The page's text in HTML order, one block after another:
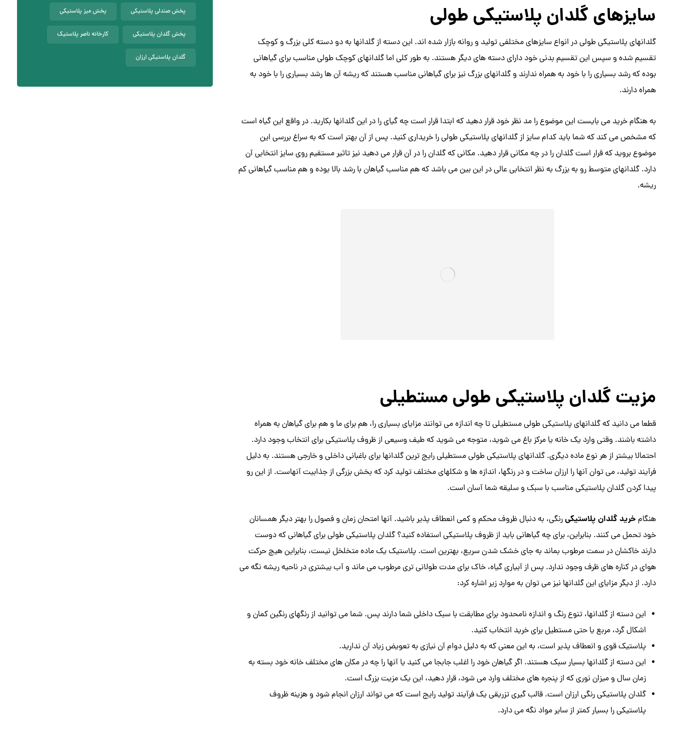
سایزهای گلدان پلاستیکی طولی
گلدانهای پلاستیکی طولی در انواع سایزهای مختلفی تولید و روانه بازار شده اند. این دسته از گلدانها به دو دسته کلی بزرگ و کوچک
تقسیم شده و سپس این تقسیم بدنی خود دارای دسته های دیگر هستند. به طور کلی اما گلدانهای کوچک طولی مناسب برای گیاهانی
بوده که رشد بسیاری را با خود به همراه ندارند و گلدانهای بزرگ نیز برای گیاهانی مناسب هستند که ریشه آن ها رشد بسیاری را با خود به
همراه دارند.
به هنگام خرید می بایست این موضوع را مد نظر خود قرار دهید که ابتدا قرار است چه گیای را در این گلدانها بکارید. در واقع این گیاه است
که مشخص می کند که شما باید کدام سایز از گلدانهای پلاستیکی طولی را خریداری کنید. پس از آن بهتر است که به سراغ بررسی این
موضوع بروید که قرار است گلدان را در چه مکانی قرار دهید. مکانی که گلدان را در آن قرار می دهید نیز تاثیر مستقیم روی سایز انتخابی آن
دارد. گلدانهای متوسط رو به بزرگ به نظر انتخابی عالی در این بین می باشد که هم مناسب گیاهان با رشد بالا بوده و هم مناسب گیاهانی کم
ریشه.
مزیت گلدان پلاستیکی طولی مستطیلی
قطعا می دانید که گلدانهای پلاستیکی طولی مستطیلی تا چه اندازه می توانند مزایای بسیاری را، هم برای ما و هم برای گیاهان به همراه
داشته باشند. وقتی وارد یک خانه یا مرکز باغ می شوید، متوجه می شوید که طیف وسیعی از ظروف پلاستیکی برای انتخاب وجود دارد.
احتمالا بیشتر از هر نوع ماده دیگری. گلدانهای پلاستیکی طولی مستطیلی رایج ترین گلدانها برای باغبانی داخلی و خارجی هستند. به دلیل
فرآیند تولید، می توان آنها را ارزان ساخت و در رنگها، اندازه ها و شکلهای مختلف تولید کرد که بخش بزرگی از جذابیت آنهاست. از این رو
پیدا کردن گلدان پلاستیکی مناسب با سبک و سلیقه شما آسان است.
هنگام خرید گلدان پلاستیکیرنگی، به دنبال ظروف محکم و کمی انعطاف پذیر باشید. آنها امتحان زمان و فصول را بهتر دیگر همسانان
خود تحمل می کنند. بنابراین، برای چه گیاهانی باید از ظروف پلاستیکی استفاده کنید؟ گلدان پلاستیکی طولی برای گیاهانی که دوست
دارند خاکشان در سمت مرطوب بماند به جای خشک شدن سریع، بهترین است. پلاستیک یک ماده متخلخل نیست، بنابراین هیچ حرکت
هوای در کناره های ظرف وجود ندارد. پس از آبیاری گیاه، خاک برای مدت طولانی تری مرطوب می ماند و آب بیشتری در ناحیه ریشه نگه می
دارد. از دیگر مزایای این گلدانها نیز می توان به موارد زیر اشاره کرد:
این دسته از گلدانها، تنوع رنگ و اندازه نامحدود برای مطابقت با سبک داخلی شما دارند پس. شما می توانید از رنگهای رنگین کمان و
اشکال گرد، مربع یا حتی مستطیل برای خرید انتخاب کنید.
پلاستیک قوی و انعطاف پذیر است، به این معنی که به دلیل دوام آن نیازی به تعویض زیاد آن ندارید.
این دسته از گلدانها بسیار سبک هستند. اگر گیاهان خود را اغلب جابجا می کنید یا آنها را چه در مکان های مختلف خانه خود بسته به
زمان سال و میزان نوری که از پنجره های مختلف وارد می شود، قرار دهید، این یک مزیت بزرگ است.
گلدان پلاستیکی رنگی ارزان است. قالب گیری تزریقی یک فرآیند تولید رایج است که می تواند ارزان انجام شود و هزینه ظروف
پلاستیکی را بسیار کمتر از سایر مواد نگه می دارد.
پخش صندلی پلاستیکی پخش میز پلاستیکی
پخش گلدان پلاستیکی کارخانه ناصر پلاستیک
گلدان پلاستیکی ارزان